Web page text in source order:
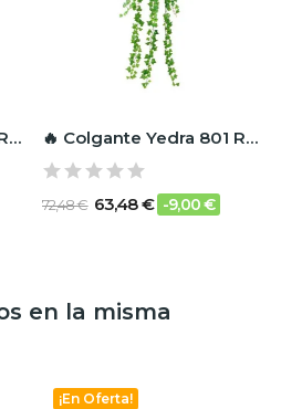
🔥 Colgante Yedra 504 RF Ignífugo 🔥 Colgante Yedra 801 RF Ignífugo
72,48 € 63,48 € -9,00 €
en la misma
¡En Oferta!